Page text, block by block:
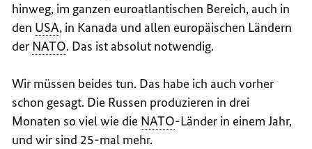
hinweg, im ganzen euroatlantischen Bereich, auch in
den USA, in Kanada und allen europäischen Ländern
der NATO. Das ist absolut notwendig.
Wir müssen beides tun. Das habe ich auch vorher
schon gesagt. Die Russen produzieren in drei
Monaten so viel wie die NATO-Länder in einem Jahr,
und wir sind 25-mal mehr.